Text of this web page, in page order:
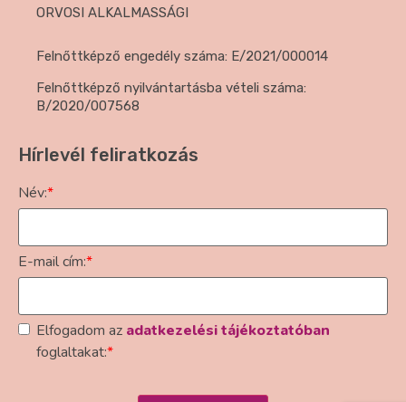
ORVOSI ALKALMASSÁGI
Felnőttképző engedély száma: E/2021/000014
Felnőttképző nyilvántartásba vételi száma:
B/2020/007568
Hírlevél feliratkozás
Név:*
E-mail cím:*
Elfogadom az adatkezelési tájékoztatóban
foglaltakat:*